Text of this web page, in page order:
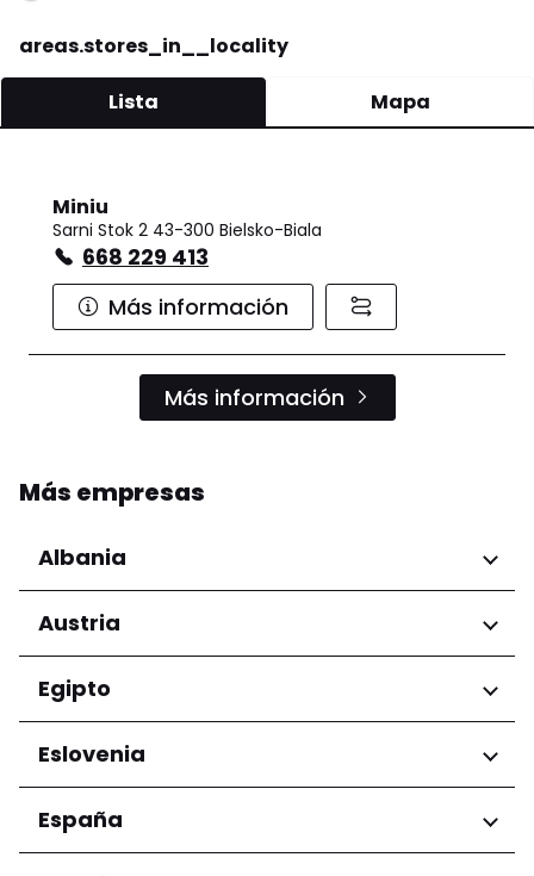
areas.stores_in__locality
Lista Mapa
Miniu
Sarni Stok 2 43-300 Bielsko-Biala
668 229 413
Más información
Más información
Más empresas
Albania
Regiones
Condado de Tirana
Austria
Regiones
Niederösterreich
Salzburg
Wien
Egipto
Regiones
Gobernación de El Cairo
Eslovenia
Regiones
Ljubljana
España